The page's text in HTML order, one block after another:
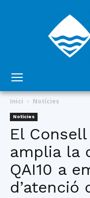
Inici Notícies
Notícies
El
amplia la
QAI10 a
d’atenció